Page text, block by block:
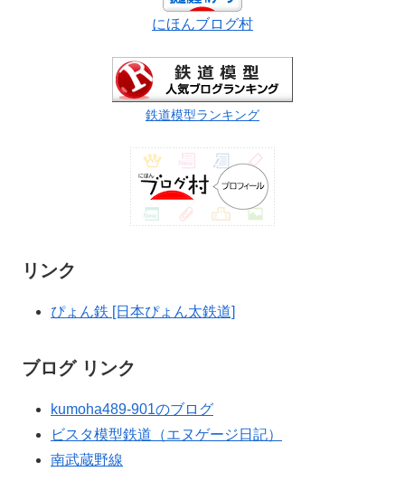
にほんブログ村
鉄道模型ランキング
リンク
ぴょん鉄 [日本ぴょん太鉄道]
ブログ リンク
kumoha489-901のブログ
ビスタ模型鉄道（エヌゲージ日記）
南武蔵野線